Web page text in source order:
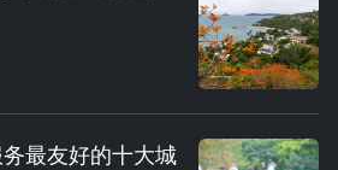
最友好的十大城